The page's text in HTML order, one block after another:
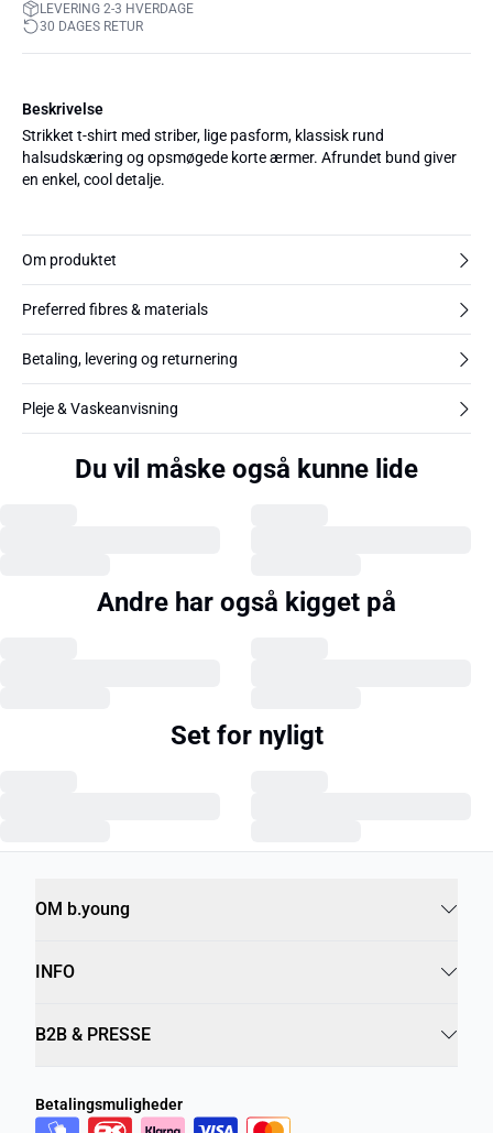
LEVERING 2-3 HVERDAGE
30 DAGES RETUR
Beskrivelse
Strikket t-shirt med striber, lige pasform, klassisk rund
halsudskæring og opsmøgede korte ærmer. Afrundet bund giver
en enkel, cool detalje.
Om produktet
Preferred fibres & materials
Betaling, levering og returnering
Pleje & Vaskeanvisning
Du vil måske også kunne lide
Andre har også kigget på
Set for nyligt
OM b.young
INFO
B2B & PRESSE
Betalingsmuligheder